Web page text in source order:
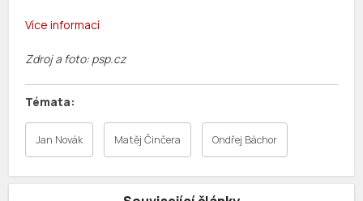
Více informací
Zdroj a foto: psp.cz
Jan Novák Matěj Činčera Ondřej Báchor